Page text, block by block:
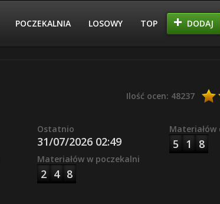
POCZEKALNIA LOSOWY TOP DODAJ
Ilość ocen: 48237
Ostatnio
31/07/2026 02:49
Materiałów
5 1 8
Materiałów w poczekalni
2 4 8